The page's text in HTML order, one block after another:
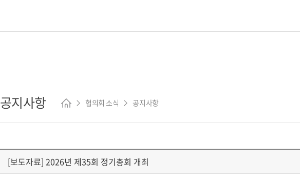
공지사항 협의회 소식 공지사항
[보도자료] 2026년 제35회 정기총회 개최